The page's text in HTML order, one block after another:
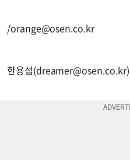
/orange@osen.co.kr
한용섭(dreamer@osen.co.kr)